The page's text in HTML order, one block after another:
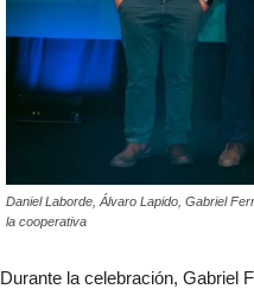
Daniel Laborde, Álvaro Lapido, Gabriel
la cooperativa
Durante la celebración, Gabriel